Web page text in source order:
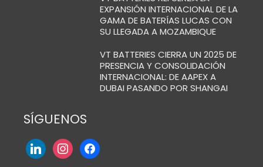
EXPANSIÓN INTERNACIONAL DE LA
GAMA DE BATERÍAS LUCAS CON
SU LLEGADA A MOZAMBIQUE
VT BATTERIES CIERRA UN 2025 DE
PRESENCIA Y CONSOLIDACIÓN
INTERNACIONAL: DE AAPEX A
DUBAI PASANDO POR SHANGAI
SÍGUENOS